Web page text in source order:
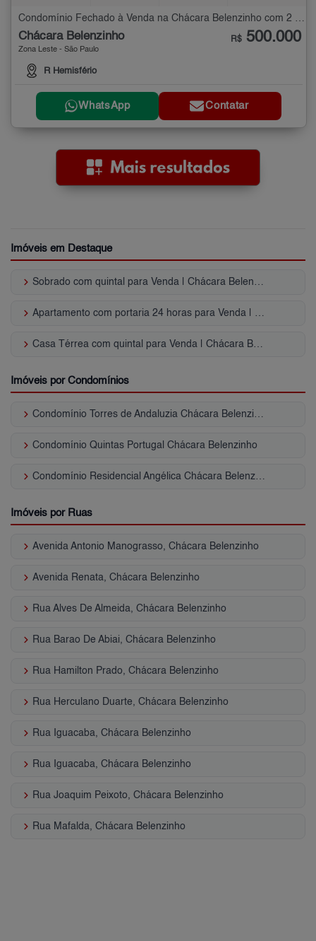
Condomínio Fechado à Venda na Chácara Belenzinho com 2 quartos - 53 m²
Chácara Belenzinho
Zona Leste - São Paulo
R Hemisfério
R$ 500.000
WhatsApp Contatar
Imóveis em Destaque
keyboard_arrow_right
keyboard_arrow_right
keyboard_arrow_right
Imóveis por Condomínios
keyboard_arrow_right
keyboard_arrow_right Condomínio Quintas Portugal Chácara Belenzinho
keyboard_arrow_right
Imóveis por Ruas
keyboard_arrow_right Avenida Antonio Manograsso, Chácara Belenzinho
keyboard_arrow_right Avenida Renata, Chácara Belenzinho
keyboard_arrow_right Rua Alves De Almeida, Chácara Belenzinho
keyboard_arrow_right Rua Barao De Abiai, Chácara Belenzinho
keyboard_arrow_right Rua Hamilton Prado, Chácara Belenzinho
keyboard_arrow_right Rua Herculano Duarte, Chácara Belenzinho
keyboard_arrow_right Rua Iguacaba, Chácara Belenzinho
keyboard_arrow_right Rua Iguacaba, Chácara Belenzinho
keyboard_arrow_right Rua Joaquim Peixoto, Chácara Belenzinho
keyboard_arrow_right Rua Mafalda, Chácara Belenzinho